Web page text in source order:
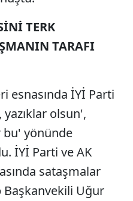
TERK
TARAFI
esnasında İYİ Parti
yazıklar olsun',
yönünde
İYİ Parti ve AK
sataşmalar
Uğur